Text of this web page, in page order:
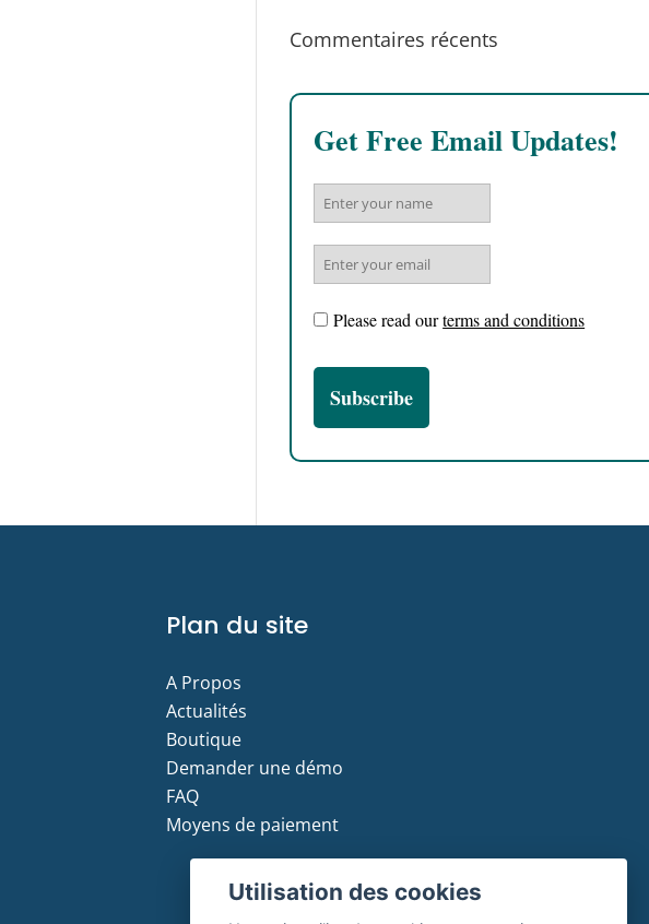
Commentaires récents
Get Free Email Updates!
Please read ourterms and conditions
Plan du site
A Propos
Actualités
Boutique
Demander une démo
FAQ
Moyens de paiement
Utilisation des cookies